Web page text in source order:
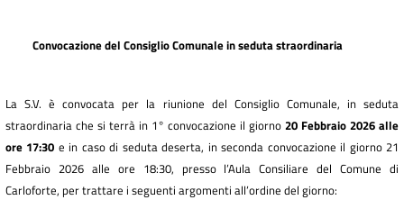
Convocazione del Consiglio Comunale in seduta straordinaria
La S.V. è convocata per la riunione del Consiglio Comunale, in seduta
straordinaria che si terrà in 1° convocazione il giorno20 Febbraio 2026 alle
ore 17:30 e in caso di seduta deserta, in seconda convocazione il giorno 21
Febbraio 2026 alle ore 18:30, presso l’Aula Consiliare del Comune di
Carloforte, per trattare i seguenti argomenti all’ordine del giorno: